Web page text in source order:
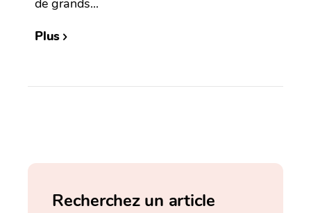
de grands...
Plus
Recherchez un article